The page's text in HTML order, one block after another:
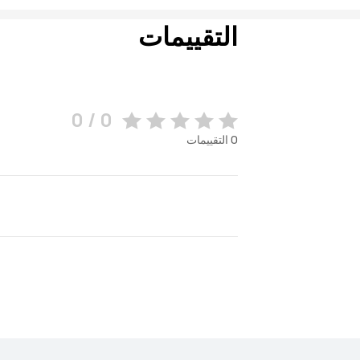
التقييمات
0 / 0
0 التقييمات